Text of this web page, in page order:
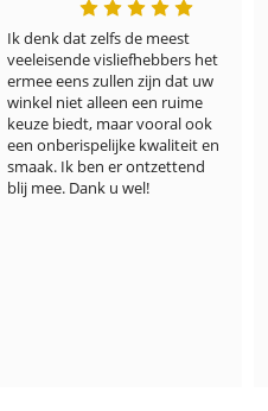
Ik denk dat zelfs de meest
veeleisende visliefhebbers het
ermee eens zullen zijn dat uw
winkel niet alleen een ruime
keuze biedt, maar vooral ook
een onberispelijke kwaliteit en
smaak. Ik ben er ontzettend
blij mee. Dank u wel!